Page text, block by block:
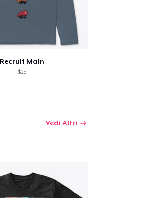
Recruit Main
$25
Vedi Altri